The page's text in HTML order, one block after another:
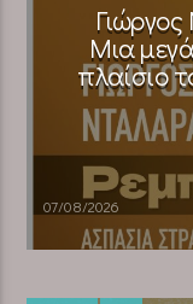
Μια
πλαίσιο
07/08/2026